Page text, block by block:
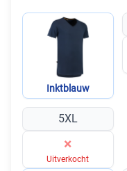
Inktblauw
5XL
×
Uitverkocht